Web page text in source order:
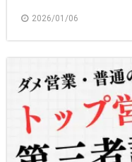
2026/01/06